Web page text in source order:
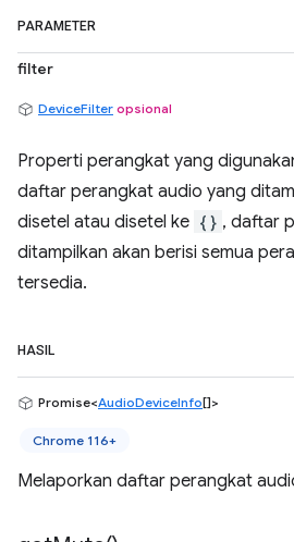
PARAMETER
filter
DeviceFilter opsional
Properti perangkat yang
daftar perangkat audio yang
disetel atau disetel ke {} , daftar
ditampilkan akan berisi semua
tersedia.
HASIL
Promise<AudioDeviceInfo[]>
Chrome 116+
Melaporkan daftar perangkat